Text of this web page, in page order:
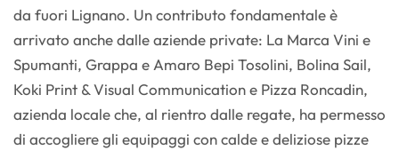
da fuori Lignano. Un contributo fondamentale è
arrivato anche dalle aziende private: La Marca Vini e
Spumanti, Grappa e Amaro Bepi Tosolini, Bolina Sail,
Koki Print & Visual Communication e Pizza Roncadin,
azienda locale che, al rientro dalle regate, ha permesso
di accogliere gli equipaggi con calde e deliziose pizze